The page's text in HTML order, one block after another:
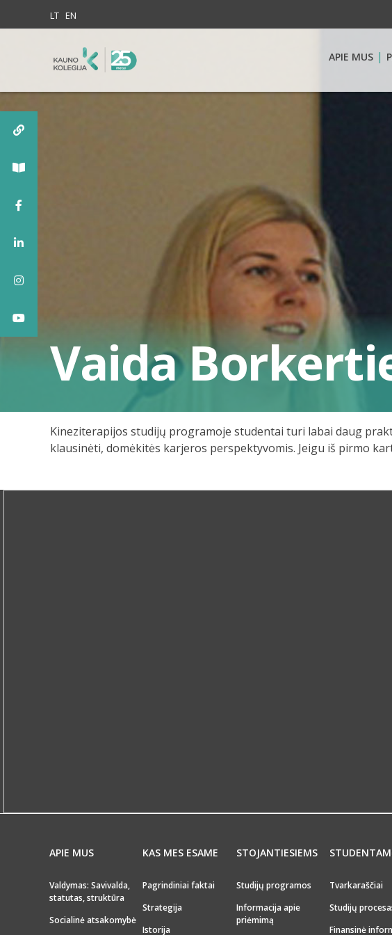
LT EN
APIE MUS
Vaida
Kineziterapijos studijų programoje studentai turi labai daug
klausinėti, domėkitės karjeros perspektyvomis. Jeigu iš pirmo
APIE MUS
Valdymas: Savivalda,
statutas, struktūra
Socialinė atsakomybė
KAS MES ESAME
Pagrindiniai faktai
Strategija
Istorija
STOJANTIESIEMS
Studijų programos
Informacija apie
priėmimą
Tvarkaraščiai
Studijų
Finansinė